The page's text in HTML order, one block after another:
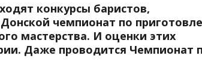
конкурсы баристов,
чемпионат по
мастерства. И оценки этих
Даже проводится Чемпионат